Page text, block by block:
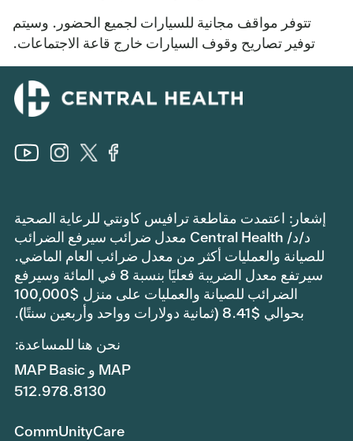
تتوفر مواقف مجانية للسيارات لجميع الحضور. وسيتم
توفير تصاريح وقوف السيارات خارج قاعة الاجتماعات.
إشعار: اعتمدت مقاطعة ترافيس كاونتي للرعاية الصحية
د/د/ Central Health معدل ضرائب سيرفع الضرائب
للصيانة والعمليات أكثر من معدل ضرائب العام الماضي.
سيرتفع معدل الضريبة فعليًا بنسبة 8 في المائة وسيرفع
الضرائب للصيانة والعمليات على منزل $100,000
بحوالي $8.41 (ثمانية دولارات وواحد وأربعين سنتًا).
نحن هنا للمساعدة:
MAP و MAP Basic
512.978.8130
CommUnityCare